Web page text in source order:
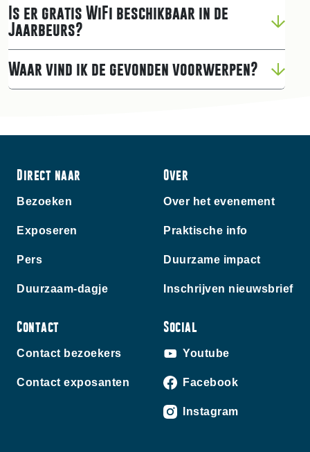
Is er gratis WiFi beschikbaar in de
Jaarbeurs?
Waar vind ik de gevonden voorwerpen?
Direct naar
Bezoeken
Exposeren
Pers
Duurzaam-dagje
Over
Over het evenement
Praktische info
Duurzame impact
Inschrijven nieuwsbrief
Contact
Contact bezoekers
Contact exposanten
Social
Youtube
Facebook
Instagram